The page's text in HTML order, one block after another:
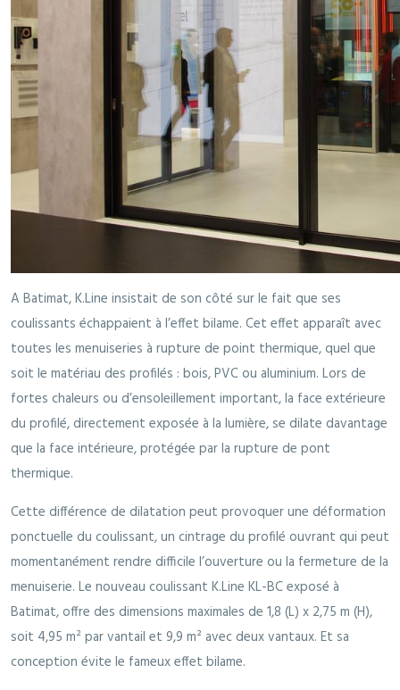
A Batimat, K.Line insistait de son côté sur le fait que ses
coulissants échappaient à l’effet bilame. Cet effet apparaît avec
toutes les menuiseries à rupture de point thermique, quel que
soit le matériau des profilés : bois, PVC ou aluminium. Lors de
fortes chaleurs ou d’ensoleillement important, la face extérieure
du profilé, directement exposée à la lumière, se dilate davantage
que la face intérieure, protégée par la rupture de pont
thermique.
Cette différence de dilatation peut provoquer une déformation
ponctuelle du coulissant, un cintrage du profilé ouvrant qui peut
momentanément rendre difficile l’ouverture ou la fermeture de la
menuiserie. Le nouveau coulissant K.Line KL-BC exposé à
Batimat, offre des dimensions maximales de 1,8 (L) x 2,75 m (H),
soit 4,95 m² par vantail et 9,9 m² avec deux vantaux. Et sa
conception évite le fameux effet bilame.